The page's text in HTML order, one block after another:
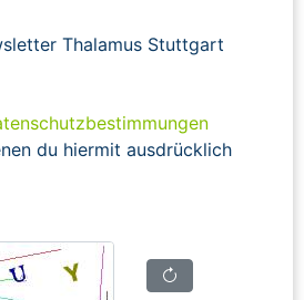
Thalamus Stuttgart
du hiermit ausdrücklich